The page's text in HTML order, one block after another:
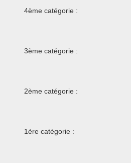
4ème catégorie :
3ème catégorie :
2ème catégorie :
1ère catégorie :